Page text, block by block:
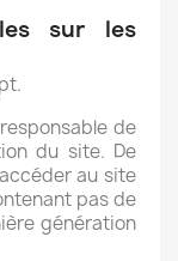
sur les
de
du site. De
au site
pas de
génération